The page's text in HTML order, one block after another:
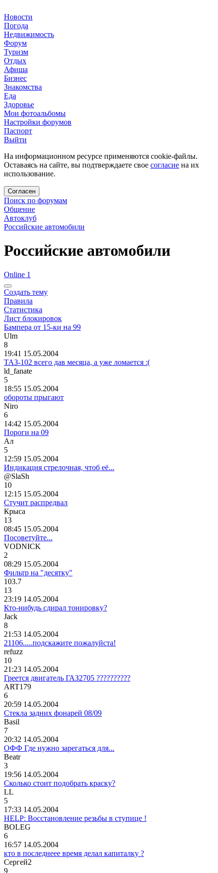
Новости
Погода
Недвижимость
Форум
Туризм
Отдых
Афиша
Бизнес
Знакомства
Еда
Здоровье
Мои фотоальбомы
Настройки форумов
Паспорт
Выйти
На информационном ресурсе применяются cookie-файлы.
Оставаясь на сайте, вы подтверждаете свое согласие на их
использование.
Согласен
Поиск по форумам
Общение
Автоклуб
Российские автомобили
Российские автомобили
Online 1
Создать тему
Правила
Статистика
Лист блокировок
Бампера от 15-ки на 99
Ulm
8
19:41 15.05.2004
ТАЗ-102 всего дав месяца, а уже ломается :(
ld_fanate
5
18:55 15.05.2004
обороты прыгают
Niro
6
14:42 15.05.2004
Пороги на 09
Ал
5
12:59 15.05.2004
Индикация стрелочная, чтоб её...
@SlaSh
10
12:15 15.05.2004
Стучит распредвал
Крыса
13
08:45 15.05.2004
Посоветуйте...
VODNICK
2
08:29 15.05.2004
Фильтр на "десятку"
103.7
13
23:19 14.05.2004
Кто-нибудь сдирал тонировку?
Jасk
8
21:53 14.05.2004
21106.....подскажите пожалуйста!
refuzz
10
21:23 14.05.2004
Греется двигатель ГАЗ2705 ??????????
ART179
6
20:59 14.05.2004
Стекла задних фонарей 08/09
Basil
7
20:32 14.05.2004
ОФФ Где нужно зарегаться для...
Beatr
3
19:56 14.05.2004
Сколько стоит подобрать краску?
LL
5
17:33 14.05.2004
HELP: Восстановление резьбы в ступице !
BOLEG
6
16:57 14.05.2004
кто в последнеее время делал капиталку ?
Сергей2
9